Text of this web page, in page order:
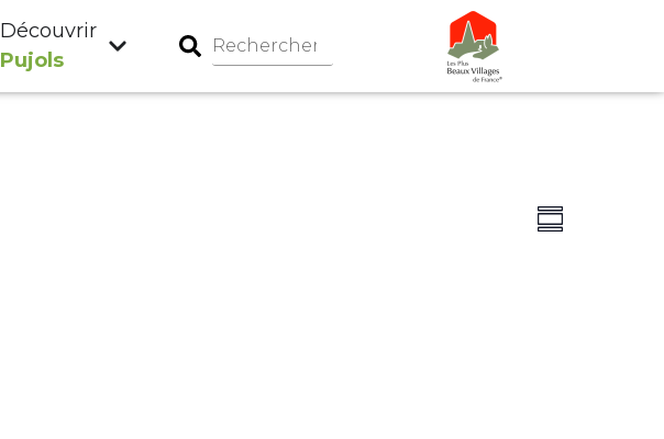
Découvrir
Pujols
Navigation
par
de
Summary